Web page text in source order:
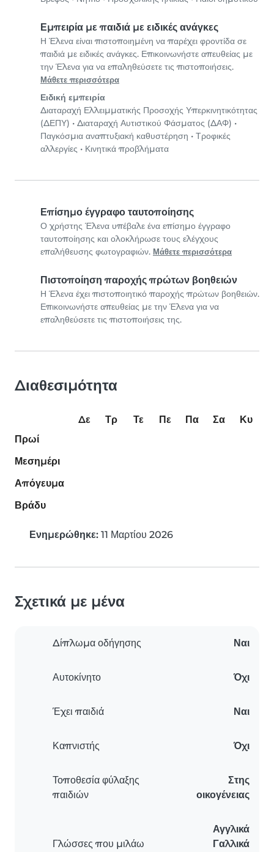
Εμπειρία με παιδιά με ειδικές ανάγκες
Η Έλενα είναι πιστοποιημένη να παρέχει φροντίδα σε
παιδιά με ειδικές ανάγκες. Επικοινωνήστε απευθείας με
την Έλενα για να επαληθεύσετε τις πιστοποιήσεις.
Μάθετε περισσότερα
Ειδική εμπειρία
Διαταραχή Ελλειμματικής Προσοχής Υπερκινητικότητας
(ΔΕΠΥ) • Διαταραχή Αυτιστικού Φάσματος (ΔΑΦ) •
Παγκόσμια αναπτυξιακή καθυστέρηση • Τροφικές
αλλεργίες • Κινητικά προβλήματα
Επίσημο έγγραφο ταυτοποίησης
Ο χρήστης Έλενα υπέβαλε ένα επίσημο έγγραφο
ταυτοποίησης και ολοκλήρωσε τους ελέγχους
επαλήθευσης φωτογραφιών. Μάθετε περισσότερα
Πιστοποίηση παροχής πρώτων βοηθειών
Η Έλενα έχει πιστοποιητικό παροχής πρώτων βοηθειών.
Επικοινωνήστε απευθείας με την Έλενα για να
επαληθεύσετε τις πιστοποιήσεις της.
Διαθεσιμότητα
Δε Τρ Τε Πε Πα Σα
Κυ
Πρωί
Μεσημέρι
Απόγευμα
Βράδυ
Ενημερώθηκε: 11 Μαρτίου 2026
Σχετικά με μένα
Δίπλωμα οδήγησης Ναι
Αυτοκίνητο Όχι
Έχει παιδιά Ναι
Καπνιστής Όχι
Τοποθεσία φύλαξης
παιδιών
Στης
οικογένειας
Γλώσσες που μιλάω
Αγγλικά
Γαλλικά